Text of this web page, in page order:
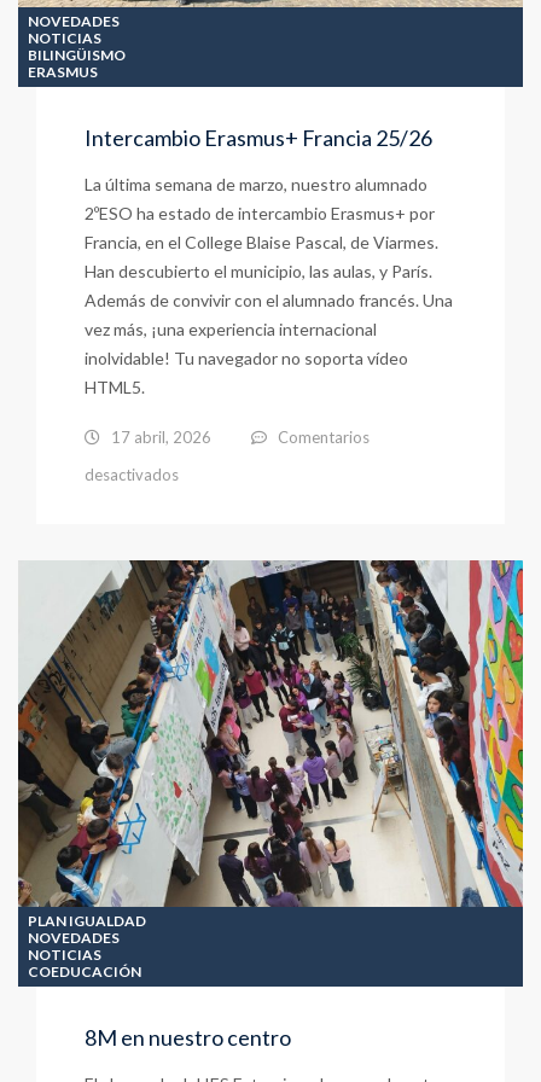
NOVEDADES
NOTICIAS
BILINGÜISMO
ERASMUS
Intercambio Erasmus+ Francia 25/26
La última semana de marzo, nuestro alumnado
2ºESO ha estado de intercambio Erasmus+ por
Francia, en el College Blaise Pascal, de Viarmes.
Han descubierto el municipio, las aulas, y París.
Además de convivir con el alumnado francés. Una
vez más, ¡una experiencia internacional
inolvidable! Tu navegador no soporta vídeo
HTML5.
17 abril, 2026
Comentarios
desactivadosen
Francia
25/26
PLAN IGUALDAD
NOVEDADES
NOTICIAS
COEDUCACIÓN
8M en nuestro centro